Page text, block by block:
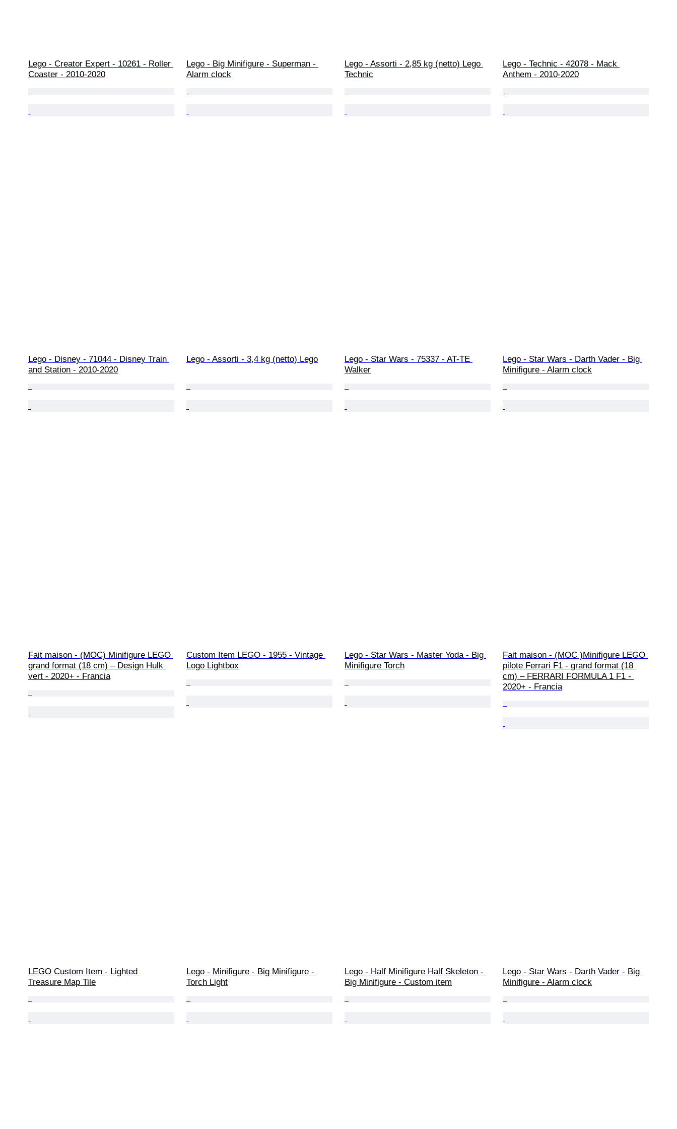
Lego - Creator Expert - 10261 - Roller
Coaster - 2010-2020
Lego - Big Minifigure - Superman -
Alarm clock
Lego - Assorti - 2,85 kg (netto) Lego
Technic
Lego - Technic - 42078 - Mack
Anthem - 2010-2020
Lego - Disney - 71044 - Disney Train
and Station - 2010-2020
Lego - Assorti - 3,4 kg (netto) Lego
Lego - Star Wars - 75337 - AT-TE
Walker
Lego - Star Wars - Darth Vader - Big
Minifigure - Alarm clock
Fait maison - (MOC) Minifigure LEGO
grand format (18 cm) – Design Hulk
vert - 2020+ - Francia
Custom Item LEGO - 1955 - Vintage
Logo Lightbox
Lego - Star Wars - Master Yoda - Big
Minifigure Torch
Fait maison - (MOC )Minifigure LEGO
pilote Ferrari F1 - grand format (18
cm) – FERRARI FORMULA 1 F1 -
2020+ - Francia
LEGO Custom Item - Lighted
Treasure Map Tile
Lego - Minifigure - Big Minifigure -
Torch Light
Lego - Half Minifigure Half Skeleton -
Big Minifigure - Custom item
Lego - Star Wars - Darth Vader - Big
Minifigure - Alarm clock